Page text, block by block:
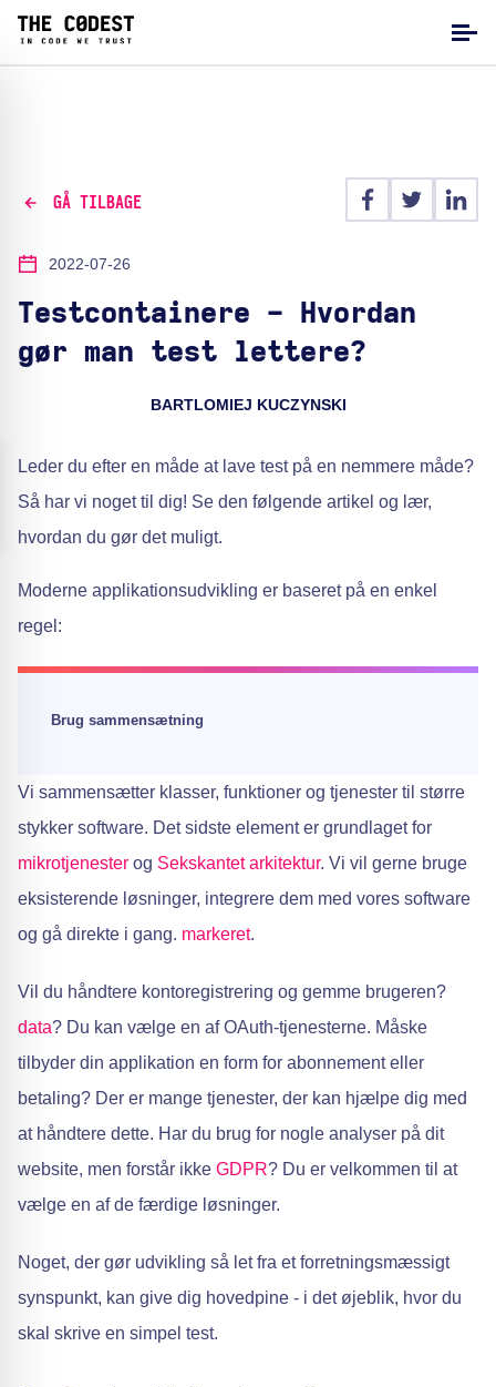
GÅ TILBAGE
2022-07-26
Testcontainere - Hvordan
gør man test lettere?
BARTLOMIEJ KUCZYNSKI
Leder du efter en måde at lave test på en nemmere måde?
Så har vi noget til dig! Se den følgende artikel og lær,
hvordan du gør det muligt.
Moderne applikationsudvikling er baseret på en enkel
regel:
Brug sammensætning
Vi sammensætter klasser, funktioner og tjenester til større
stykker software. Det sidste element er grundlaget for
mikrotjenester og Sekskantet arkitektur. Vi vil gerne bruge
eksisterende løsninger, integrere dem med vores software
og gå direkte i gang. markeret.
Vil du håndtere kontoregistrering og gemme brugeren?
data? Du kan vælge en af OAuth-tjenesterne. Måske
tilbyder din applikation en form for abonnement eller
betaling? Der er mange tjenester, der kan hjælpe dig med
at håndtere dette. Har du brug for nogle analyser på dit
website, men forstår ikke GDPR? Du er velkommen til at
vælge en af de færdige løsninger.
Noget, der gør udvikling så let fra et forretningsmæssigt
synspunkt, kan give dig hovedpine - i det øjeblik, hvor du
skal skrive en simpel test.